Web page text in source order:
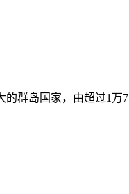
群岛国家，由超过1万